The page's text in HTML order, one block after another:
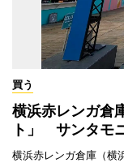
買う
横浜赤レンガ倉
ト」 サンタモ
横浜赤レンガ倉庫（横